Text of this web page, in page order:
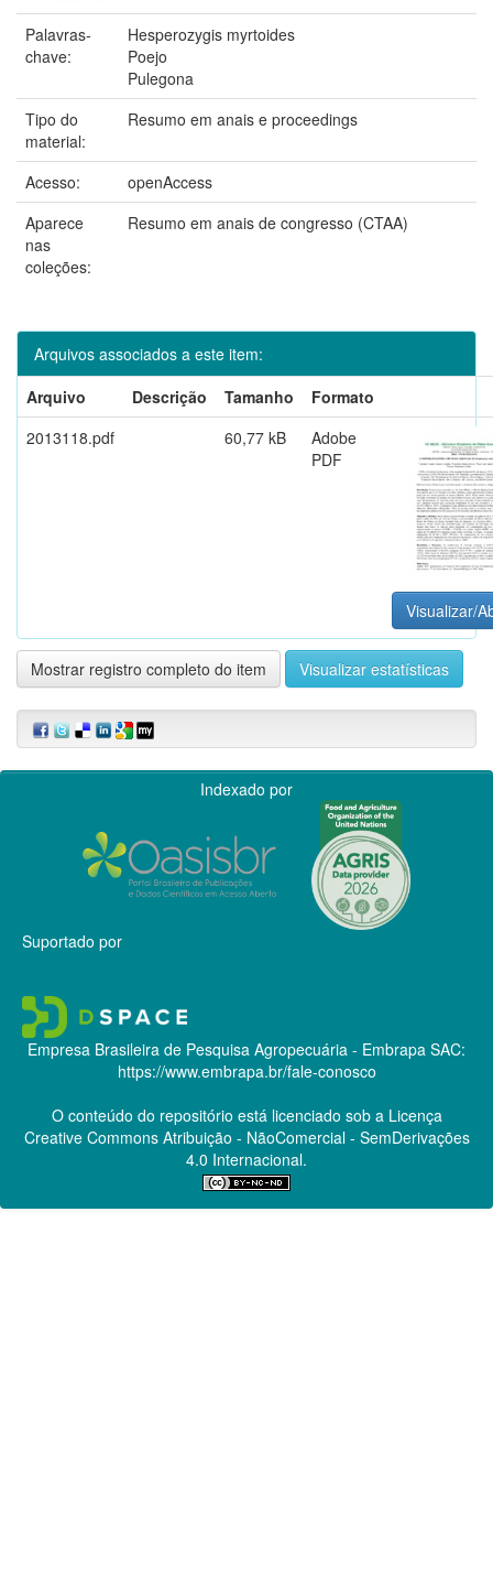
Palavras-
chave:
Hesperozygis myrtoides
Poejo
Pulegona
Tipo do
material:
Resumo em anais e proceedings
Acesso:
openAccess
Aparece
nas
coleções:
Resumo em anais de congresso (CTAA)
Arquivos associados a este item:
Arquivo
Descrição Tamanho
Formato
2013118.pdf
60,77 kB
Adobe
PDF
Visualizar/
Mostrar registro completo do item Visualizar estatísticas
Indexado por
Suportado por
Empresa Brasileira de Pesquisa Agropecuária - Embrapa SAC:
https://www.embrapa.br/fale-conosco
O conteúdo do repositório está licenciado sob a Licença
Creative CommonsAtribuição - NãoComercial - SemDerivações
4.0 Internacional.